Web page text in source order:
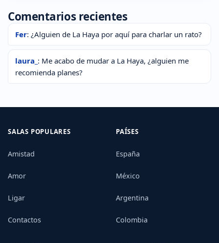
Comentarios recientes
Fer: ¿Alguien de La Haya por aquí para charlar un rato?
laura_ : Me acabo de mudar a La Haya, ¿alguien me
recomienda planes?
SALAS POPULARES
Amistad
Amor
Ligar
Contactos
PAÍSES
España
México
Argentina
Colombia